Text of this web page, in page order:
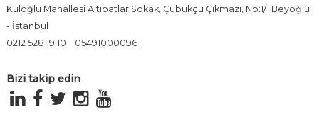
Kuloğlu Mahallesi Altıpatlar Sokak, Çubukçu Çıkmazı, No:1/1 Beyoğlu
- İstanbul
0212 528 19 10
05491000096
Bizi takip edin